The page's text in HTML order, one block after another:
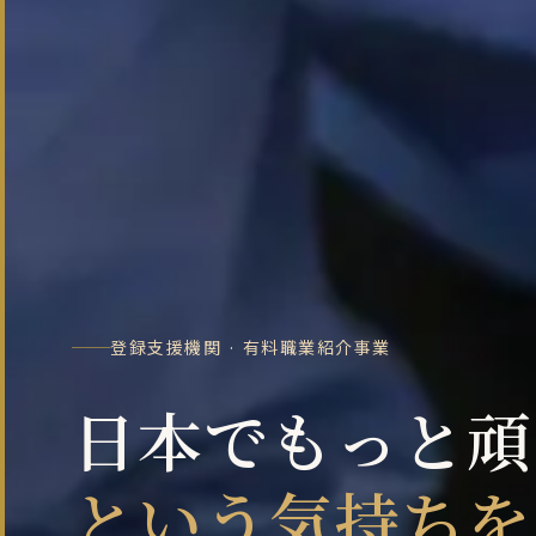
登録支援機関 · 有料職業紹介事業
日本でもっと